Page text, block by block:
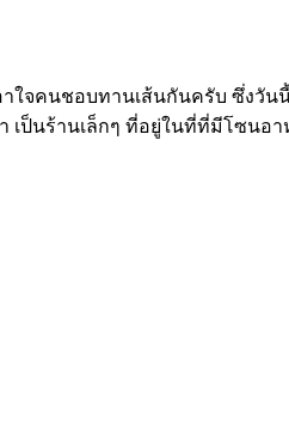
าใจคนชอบทานเส้นกันครับ ซึ่งวั
เป็นร้านเล็กๆ ที่อยู่ในที่ที่มีโซนอ